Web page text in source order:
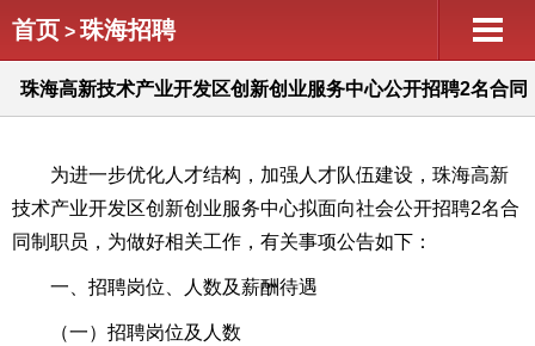
首页 > 珠海招聘
珠海高新技术产业开发区创新创业服务中心公开招聘2名合同
为进一步优化人才结构，加强人才队伍建设，珠海高新
技术产业开发区创新创业服务中心拟面向社会公开招聘2名合
同制职员，为做好相关工作，有关事项公告如下：
一、招聘岗位、人数及薪酬待遇
（一）招聘岗位及人数